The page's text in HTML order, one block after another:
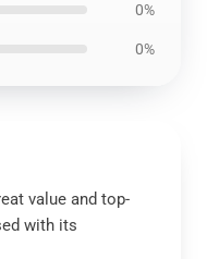
0%
0%
value and top-
with its